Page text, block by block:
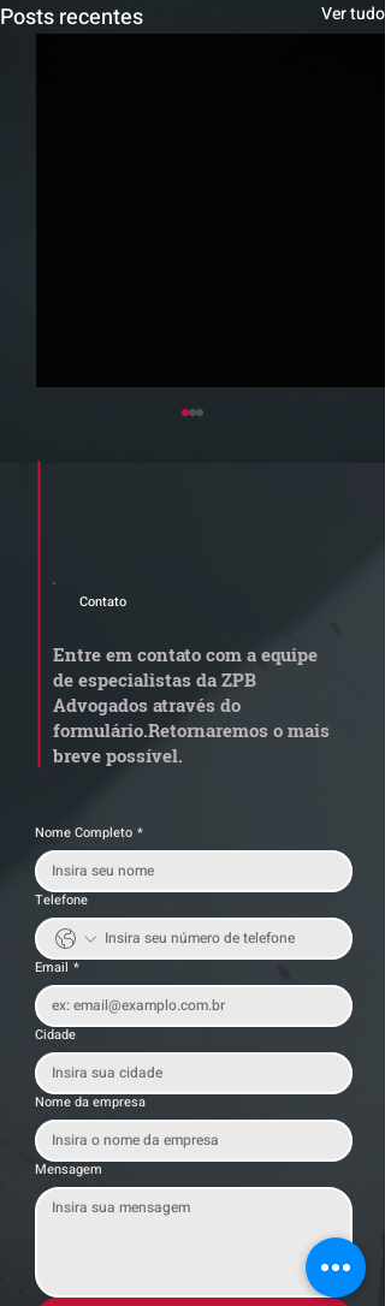
Posts recentes Ver tudo
STJ admite
por penosidade e acende
alerta para
transportadoras
Contato
Entre em contato com a equipe
de especialistas da ZPB
Advogados através do
formulário.Retornaremos o mais
breve possível.
Nome Completo *
Telefone
Email *
Cidade
Nome da empresa
Mensagem